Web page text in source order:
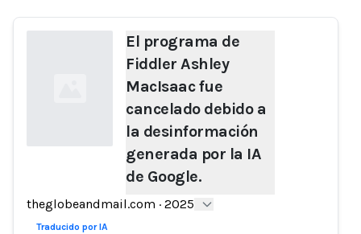
El programa de
Fiddler Ashley
MacIsaac fue
cancelado debido a
la desinformación
generada por la IA
de Google.
theglobeandmail.com · 2025
Traducido por IA